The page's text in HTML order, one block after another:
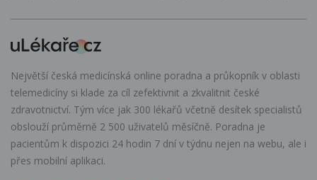
Největší česká medicínská online poradna a průkopník v oblasti
telemedicíny si klade za cíl zefektivnit a zkvalitnit české
zdravotnictví. Tým více jak 300 lékařů včetně desítek specialistů
obslouží průměrně 2 500 uživatelů měsíčně. Poradna je
pacientům k dispozici 24 hodin 7 dní v týdnu nejen na webu, ale i
přes mobilní aplikaci.